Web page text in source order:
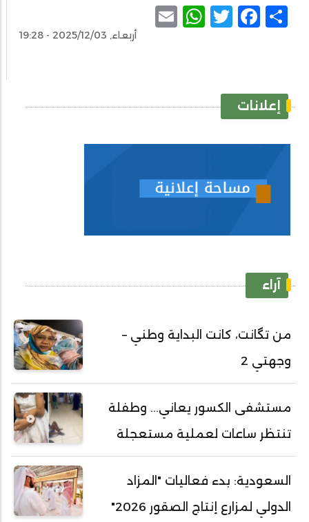
Share
Facebook
Twitter
WhatsApp
أربعاء, 2025/12/03 - 19:28
إعلانات
آراء
من تگانت، كانت البداية وطني –
وجهتي 2
مستشفى الكسور يعاني... وطفلة
تنتظر ساعات لعملية مستعجلة
السعودية: بدء فعاليات "المزاد
الدولي لمزارع إنتاج الصقور 2026"